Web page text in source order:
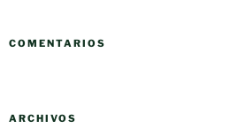
COMENTARIOS
ARCHIVOS